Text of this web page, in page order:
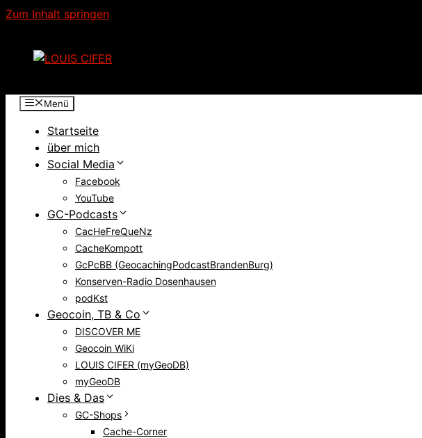
Zum Inhalt springen
Menü
Startseite
über mich
Social Media
Facebook
YouTube
GC-Podcasts
CacHeFreQueNz
CacheKompott
GcPcBB (GeocachingPodcastBrandenBurg)
Konserven-Radio Dosenhausen
podKst
Geocoin, TB & Co
DISCOVER ME
Geocoin WiKi
LOUIS CIFER (myGeoDB)
myGeoDB
Dies & Das
GC-Shops
Cache-Corner